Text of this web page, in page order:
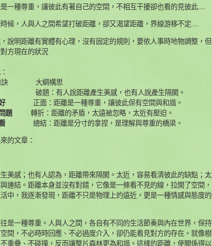
一種尊重，讓彼此有著自己的空間，不相互干擾卻也看的見彼此....
候，人與人之間希望打破距離，卻又渴望距離，界線游移不定....
說明距離有實體有心理，沒有固定的規則，要依人事時地物調整，但
方現在的狀況
口訣 大綱構思
麼 破題：有人說距離產生美感，也有人說產生隔閡。
麼好 正面：距離是一種尊重，讓彼此保有空間與和諧。
問題 轉折：距離的矛盾，太遠被忽略，太近有壓迫。
麼看 總結：距離是分寸的拿捏，是理解與尊重的橋梁。
的文章：
感；也有人認為，距離帶來隔閡。太近，容易看清彼此的缺點；太
連結。距離本身並沒有對錯，它像是一條看不見的線，拉開了空間，
中，我逐漸發現，距離不只是物理上的遠近，更是一種情感與態度的
一種尊重。人與人之間，各自有不同的生活節奏與內在世界，保持
間，不必時時回應、不必過度介入，卻仍能看見對方的存在。就像樹
重疊、不碰撞，反而讓整片森林更為和諧。這樣的距離，使關係得以